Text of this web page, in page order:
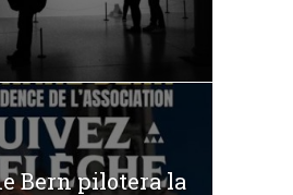
Bern pilotera la